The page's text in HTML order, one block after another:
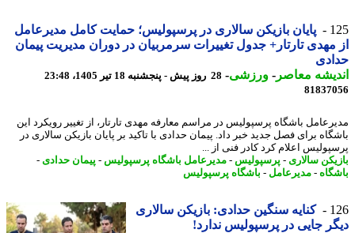
پایان بازیکن سالاری در پرسپولیس؛ حمایت کامل مدیرعامل
مهدی تارتار+ جدول تغییرات سرمربیان در دوران مدیریت پیمان
معاصر-ورزشی-28 روز پیش - پنجشنبه 18 تیر 1405، 23:48
باشگاه پرسپولیس در مراسم معارفه مهدی تارتار، از تغییر رویکرد این
برای فصل جدید خبر داد. پیمان حدادی با تاکید بر پایان بازیکن سالاری در
اعلام کرد کادر فنی از ...
سالاری- پرسپولیس-مدیرعامل باشگاه پرسپولیس-پیمان حدادی-
-مدیرعامل-باشگاه پرسپولیس
کنایه سنگین حدادی: بازیکن سالاری
جایی در پرسپولیس ندارد!